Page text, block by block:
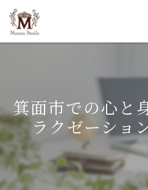
箕面市での心と
ラクゼーショ